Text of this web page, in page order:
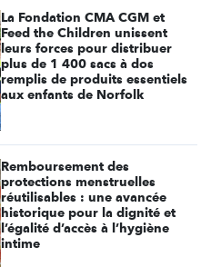
La Fondation CMA CGM et
Feed the Children unissent
leurs forces pour distribuer
plus de 1 400 sacs à dos
remplis de produits essentiels
aux enfants de Norfolk
Remboursement des
protections menstruelles
réutilisables : une avancée
historique pour la dignité et
l’égalité d’accès à l’hygiène
intime